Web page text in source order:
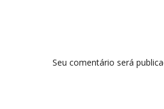
Seu comentário será